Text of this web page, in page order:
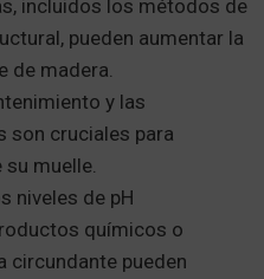
incluidos los métodos de
pueden aumentar la
de madera.
y las
son cruciales para
muelle.
niveles de pH
químicos o
circundante pueden